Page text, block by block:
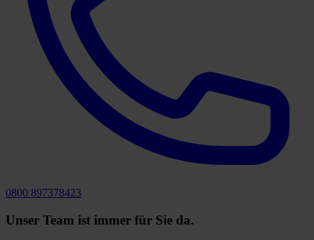
0800 897378423
Unser Team ist immer für Sie da.